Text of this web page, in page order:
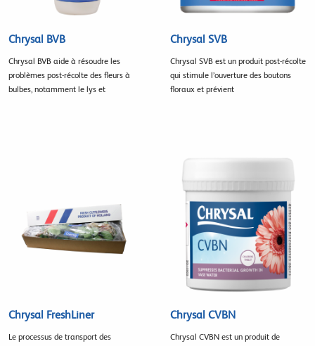
Chrysal BVB
Chrysal BVB aide à résoudre les
problèmes post-récolte des fleurs à
bulbes, notamment le lys et
Chrysal SVB
Chrysal SVB est un produit post-récolte
qui stimule l’ouverture des boutons
floraux et prévient
Chrysal FreshLiner
Le processus de transport des
Chrysal CVBN
Chrysal CVBN est un produit de